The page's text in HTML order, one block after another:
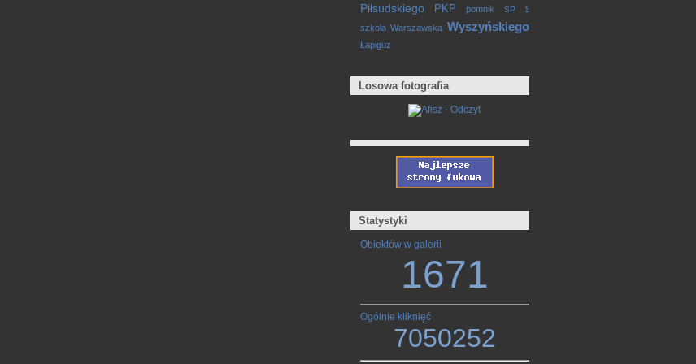
Piłsudskiego PKP pomnik SP 1
szkoła Warszawska Wyszyńskiego
Łapiguz
Losowa fotografia
Statystyki
Obiektów w galerii
1671
Ogólnie kliknięć
7050252